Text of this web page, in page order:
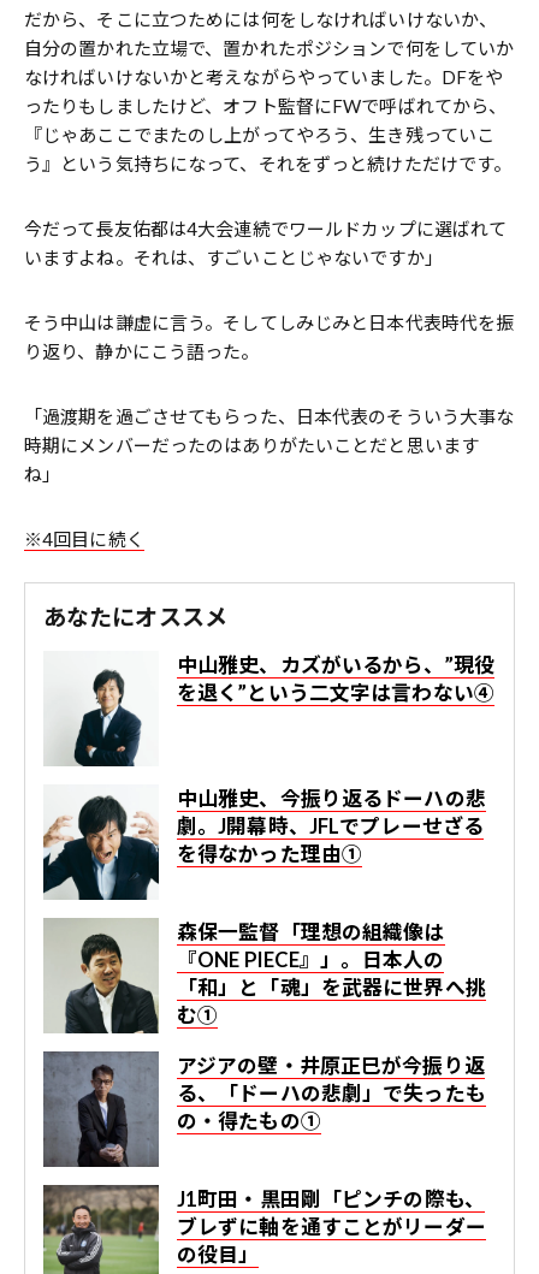
だから、そこに立つためには何をしなければいけないか、
自分の置かれた立場で、置かれたポジションで何をしていか
なければいけないかと考えながらやっていました。DFをや
ったりもしましたけど、オフト監督にFWで呼ばれてから、
『じゃあここでまたのし上がってやろう、生き残っていこ
う』という気持ちになって、それをずっと続けただけです。
今だって長友佑都は4大会連続でワールドカップに選ばれて
いますよね。それは、すごいことじゃないですか」
そう中山は謙虚に言う。そしてしみじみと日本代表時代を振
り返り、静かにこう語った。
「過渡期を過ごさせてもらった、日本代表のそういう大事な
時期にメンバーだったのはありがたいことだと思います
ね」
※4回目に続く
あなたにオススメ
中山雅史、カズがいるから、”現役
を退く”という二文字は言わない④
中山雅史、今振り返るドーハの悲
劇。J開幕時、JFLでプレーせざる
を得なかった理由①
森保一監督「理想の組織像は
『ONE PIECE』」。日本人の
「和」と「魂」を武器に世界へ挑
む①
アジアの壁・井原正巳が今振り返
る、「ドーハの悲劇」で失ったも
の・得たもの①
J1町田・黒田剛「ピンチの際も、
ブレずに軸を通すことがリーダー
の役目」